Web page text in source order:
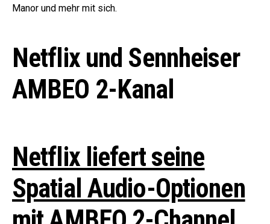
Manor und mehr mit sich.
Netflix und Sennheiser
AMBEO 2-Kanal
Netflix liefert seine
Spatial Audio-Optionen